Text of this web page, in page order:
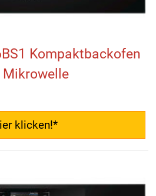
Kompaktbackofen
klicken!*